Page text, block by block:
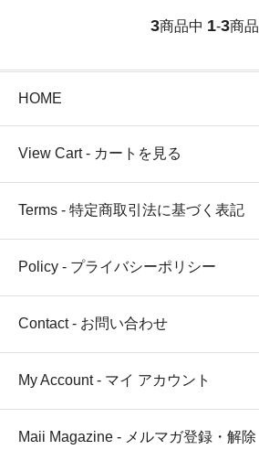
3商品中 1-3商品
HOME
View Cart - カートを見る
Terms - 特定商取引法に基づく表記
Policy - プライバシーポリシー
Contact - お問い合わせ
My Account - マイ アカウント
Maii Magazine - メルマガ登録・解除